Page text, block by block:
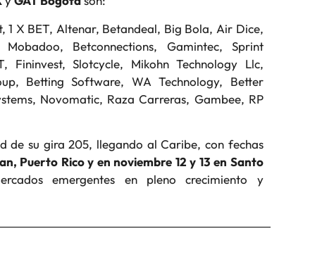
X BET, Altenar, Betandeal, Big Bola, Air Dice,
Betconnections, Gamintec, Sprint
Fininvest, Slotcycle, Mikohn Technology Llc,
Betting Software, WA Technology, Better
Novomatic, Raza Carreras, Gambee, RP
de su gira 205, llegando al Caribe, con fechas
Puerto Rico y en noviembre 12 y 13 en Santo
emergentes en pleno crecimiento y